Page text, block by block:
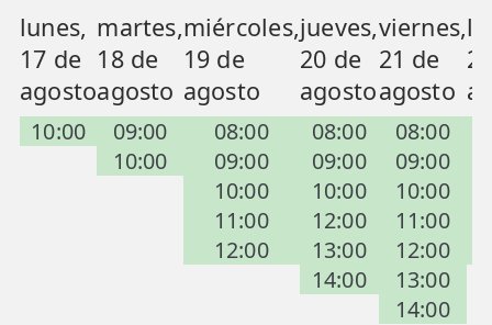
📍 Barrio Salamanca
📍 Carabanchel - Usera
📍 Bravo Murillo
📍 Getafe
🛍️ Tienda Productos Fisioterapia
lunes,
17 de
agosto
10:00
martes,
18 de
agosto
09:00
10:00
miércoles,
19 de
agosto
08:00
09:00
10:00
11:00
12:00
jueves,
20 de
agosto
08:00
09:00
10:00
12:00
13:00
14:00
viernes,
21 de
agosto
08:00
09:00
10:00
11:00
12:00
13:00
14:00